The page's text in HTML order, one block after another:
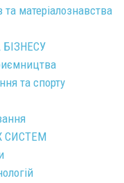
та матеріалознавства
та спорту
СИСТЕМ